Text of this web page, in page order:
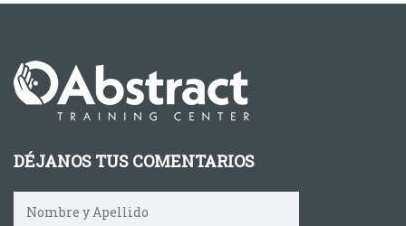
DÉJANOS TUS COMENTARIOS